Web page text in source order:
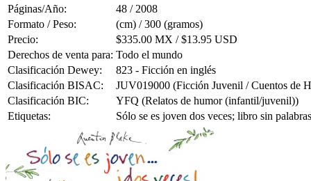
Páginas/Año:
48 / 2008
Formato / Peso:
(cm) / 300 (gramos)
Precio:
$335.00 MX / $13.95 USD
Derechos de venta para: Todo el mundo
Clasificación Dewey:
823 - Ficción en inglés
Clasificación BISAC:
JUV019000 (Ficción Juvenil / Cuentos de
Clasificación BIC:
YFQ (Relatos de humor (infantil/juvenil))
Etiquetas:
Sólo se es joven dos veces; libro sin